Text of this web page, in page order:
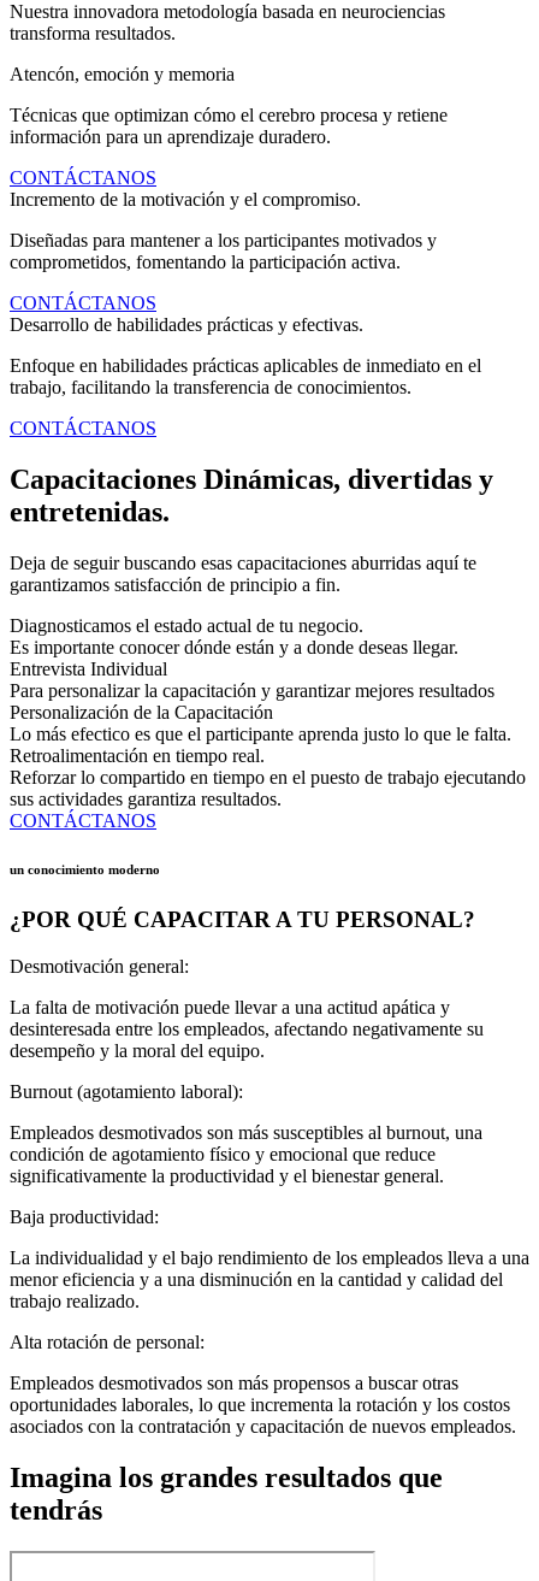
Nuestra innovadora metodología basada en neurociencias
transforma resultados.
Atencón, emoción y memoria
Técnicas que optimizan cómo el cerebro procesa y retiene
información para un aprendizaje duradero.
CONTÁCTANOS
Incremento de la motivación y el compromiso.
Diseñadas para mantener a los participantes motivados y
comprometidos, fomentando la participación activa.
CONTÁCTANOS
Desarrollo de habilidades prácticas y efectivas.
Enfoque en habilidades prácticas aplicables de inmediato en el
trabajo, facilitando la transferencia de conocimientos.
CONTÁCTANOS
Capacitaciones Dinámicas, divertidas y
entretenidas.
Deja de seguir buscando esas capacitaciones aburridas aquí te
garantizamos satisfacción de principio a fin.
Diagnosticamos el estado actual de tu negocio.
Es importante conocer dónde están y a donde deseas llegar.
Entrevista Individual
Para personalizar la capacitación y garantizar mejores resultados
Personalización de la Capacitación
Lo más efectico es que el participante aprenda justo lo que le falta.
Retroalimentación en tiempo real.
Reforzar lo compartido en tiempo en el puesto de trabajo ejecutando
sus actividades garantiza resultados.
CONTÁCTANOS
un conocimiento moderno
¿POR QUÉ CAPACITAR A TU PERSONAL?
Desmotivación general:
La falta de motivación puede llevar a una actitud apática y
desinteresada entre los empleados, afectando negativamente su
desempeño y la moral del equipo.
Burnout (agotamiento laboral):
Empleados desmotivados son más susceptibles al burnout, una
condición de agotamiento físico y emocional que reduce
significativamente la productividad y el bienestar general.
Baja productividad:
La individualidad y el bajo rendimiento de los empleados lleva a una
menor eficiencia y a una disminución en la cantidad y calidad del
trabajo realizado.
Alta rotación de personal:
Empleados desmotivados son más propensos a buscar otras
oportunidades laborales, lo que incrementa la rotación y los costos
asociados con la contratación y capacitación de nuevos empleados.
Imagina los grandes resultados que
tendrás